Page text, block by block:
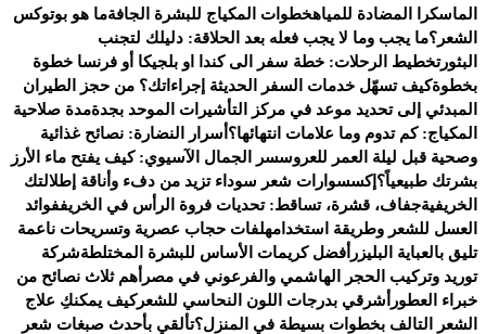
الماسكرا المضادة للمياهخطوات المكياج للبشرة الجافةما هو بوتوكس
الشعر؟ما يجب وما لا يجب فعله بعد الحلاقة: دليلك لتجنب
البثورتخطيط الرحلات: خطة سفر الى كندا او بلجيكا أو فرنسا خطوة
بخطوةكيف تسهّل خدمات السفر الحديثة إجراءاتك؟ من حجز الطيران
المبدئي إلى تحديد موعد في مركز التأشيرات الموحد بجدةمدة صلاحية
المكياج: كم تدوم وما علامات انتهائها؟ أسرار النضارة: نصائح غذائية
وصحية قبل ليلة العمر للعروسسر الجمال الآسيوي: كيف يفتح ماء الأرز
بشرتك طبيعياً؟ إكسسوارات شعر سوداء تزيد من دفء وأناقة إطلالتك
الخريفيةجفاف، قشرة، تساقط: تحديات فروة الرأس في الخريففوائد
العسل للشعر وطريقة استخدامهلفات حجاب عصرية وتسريحات ناعمة
تليق بالعباية البليزر أفضل كريمات الأساس للبشرة المختلطةشركة
توريد وتركيب الحجر الهاشمي والفرعوني في مصر أهم ثلاث نصائح من
خبراء العطور أشرقي بدرجات اللون النحاسي للشعركيف يمكنكِ علاج
الشعر التالف بخطوات بسيطة في المنزل؟تألقي بأحدث صبغات شعر